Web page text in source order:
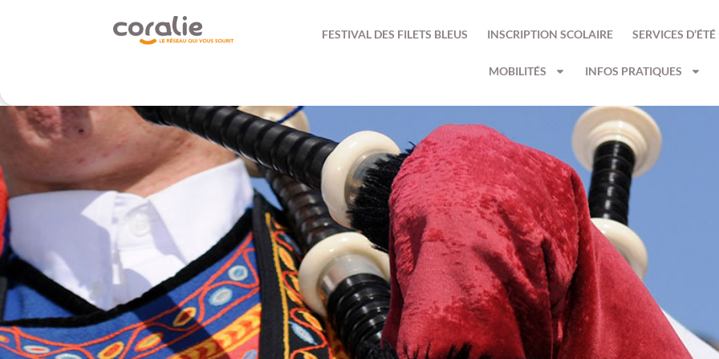
FESTIVAL DES FILETS BLEUS INSCRIPTION SCOLAIRE SERVICES D’ÉTÉ
MOBILITÉS INFOS PRATIQUES